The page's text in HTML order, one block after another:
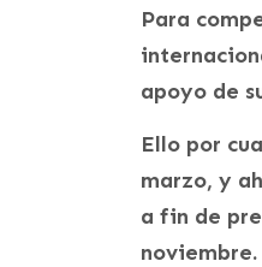
Para
apoyo de
Ello por
marzo, y
a fin de